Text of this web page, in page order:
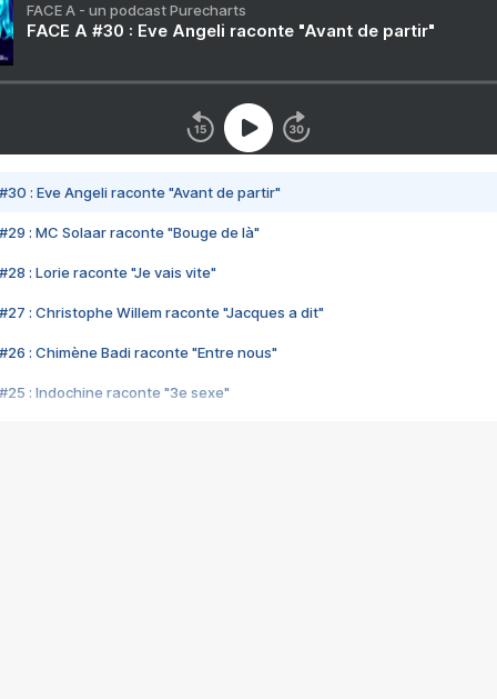
FACE A - un podcast Purecharts
FACE A #30 : Eve Angeli raconte "Avant de partir"
#30 : Eve Angeli raconte "Avant de partir"
#29 : MC Solaar raconte "Bouge de là"
#28 : Lorie raconte "Je vais vite"
#27 : Christophe Willem raconte "Jacques a dit"
#26 : Chimène Badi raconte "Entre nous"
#25 : Indochine raconte "3e sexe"